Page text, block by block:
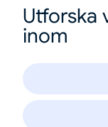
Utforska
inom